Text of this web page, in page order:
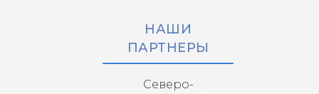
НАШИ
ПАРТНЕРЫ
Северо-